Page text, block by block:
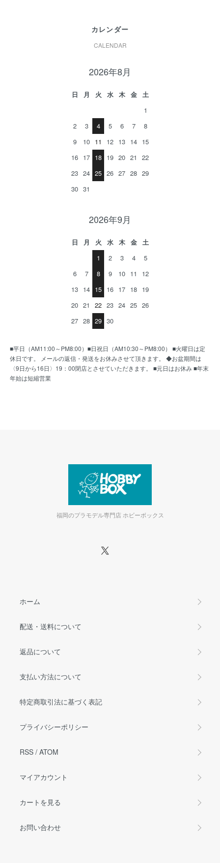
カレンダー
CALENDAR
2026年8月
日 月 火 水 木 金
土
1
2
3 4 5 6 7
8
9
10 11 12 13 14 15
16 17 18 19 20 21
22
23 24 25 26 27 28 29
30 31
2026年9月
日 月 火 水 木 金
土
1
2 3 4
5
6
7 8 9 10 11
12
13 14 15 16 17 18 19
20 21 22 23 24 25 26
27 28 29 30
■平日（AM11:00～PM8:00）■日祝日（AM10:30～PM8:00） ■火曜日は定
休日です。 メールの返信・発送をお休みさせて頂きます。 ◆お盆期間は
〈9日から16日〉19：00閉店とさせていただきます。 ■元日はお休み ■年末
年始は短縮営業
福岡のプラモデル専門店 ホビーボックス
ホーム
配送・送料について
返品について
支払い方法について
特定商取引法に基づく表記
プライバシーポリシー
RSS / ATOM
マイアカウント
カートを見る
お問い合わせ